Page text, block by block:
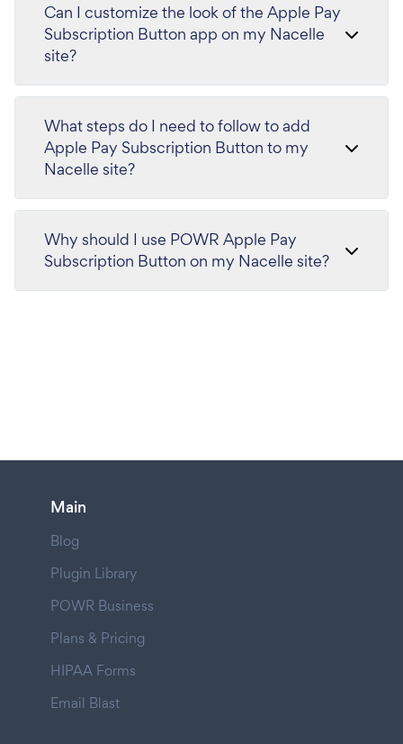
Can I customize the look of the Apple Pay
Subscription Button app on my Nacelle
site?
What steps do I need to follow to add
Apple Pay Subscription Button to my
Nacelle site?
Why should I use POWR Apple Pay
Subscription Button on my Nacelle site?
Main
Blog
Plugin Library
POWR Business
Plans & Pricing
HIPAA Forms
Email Blast